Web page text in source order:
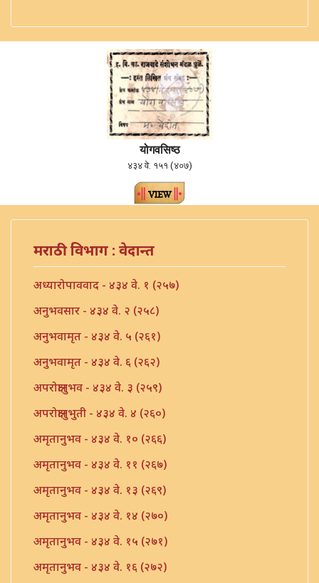
योगवसिष्ठ
४३४ वे. १५१ (४०७)
मराठी विभाग : वेदान्त
अध्यारोपाववाद - ४३४ वे. १ (२५७)
अनुभवसार - ४३४ वे. २ (२५८)
अनुभवामृत - ४३४ वे. ५ (२६१)
अनुभवामृत - ४३४ वे. ६ (२६२)
अपरोक्षानुभव - ४३४ वे. ३ (२५९)
अपरोक्षानुभुती - ४३४ वे. ४ (२६०)
अमृतानुभव - ४३४ वे. १० (२६६)
अमृतानुभव - ४३४ वे. ११ (२६७)
अमृतानुभव - ४३४ वे. १३ (२६९)
अमृतानुभव - ४३४ वे. १४ (२७०)
अमृतानुभव - ४३४ वे. १५ (२७१)
अमृतानुभव - ४३४ वे. १६ (२७२)